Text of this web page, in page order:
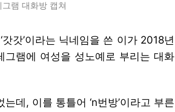
램 대화방 캡쳐
갓’이라는 닉네임을 쓴 이가 2018년
램에 여성을 성노예로 부리는 대화
데, 이를 통틀어 ‘n번방’이라고 부른